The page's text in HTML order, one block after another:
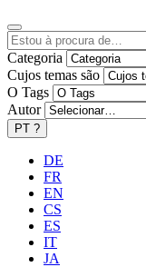
Categoria
Cujos temas são
O Tags
Autor
PT ?
DE
FR
EN
CS
ES
IT
JA